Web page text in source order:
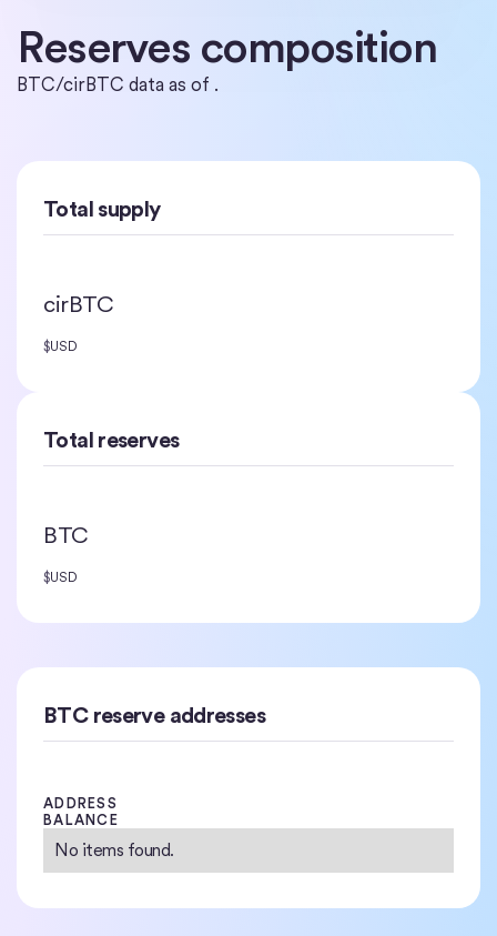
Reserves composition
BTC/cirBTC data as of .
Total supply
cirBTC
$USD
Total reserves
BTC
$USD
BTC reserve addresses
ADDRESS
BALANCE
No items found.